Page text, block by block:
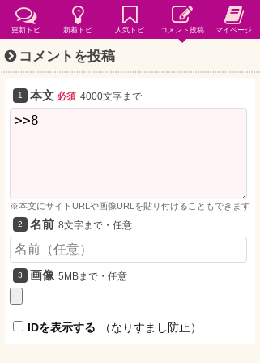
コメントを投稿
本文 必須 4000文字まで
※本文にサイトURLや画像URLを貼り付けることもできます
名前 8文字まで・任意
画像 5MBまで・任意
IDを表示する （なりすまし防止）
更新トピ 新着トピ 人気トピ コメント投稿 マイページ